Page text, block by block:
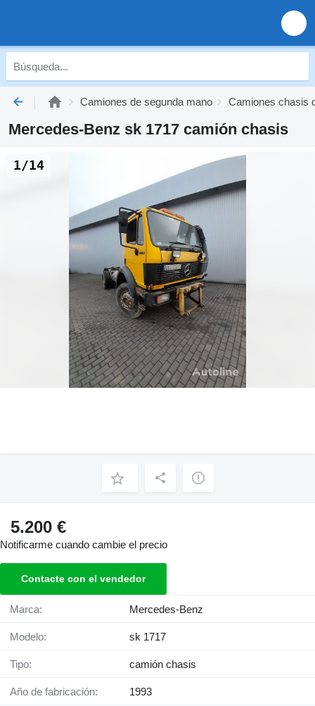
Camiones de segunda mano Camiones chasis
Mercedes-Benz sk 1717 camión chasis
1/14
5.200 €
Notificarme cuando cambie el precio
Contacte con el vendedor
Marca: Mercedes-Benz
Modelo: sk 1717
Tipo: camión chasis
Año de fabricación: 1993